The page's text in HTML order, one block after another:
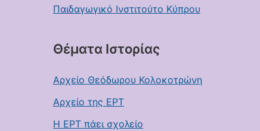
Παιδαγωγικό Ινστιτούτο Κύπρου
Θέματα Ιστορίας
Αρχείο Θεόδωρου Κολοκοτρώνη
Αρχείο της ΕΡΤ
Η ΕΡΤ πάει σχολείο